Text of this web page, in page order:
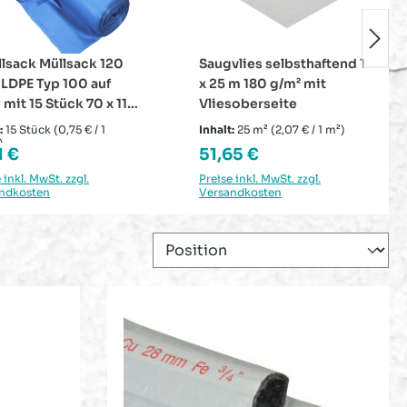
selbsthaftend 1
180 g/m² mit
25 m²(2,07 € / 1 m²)
Preis:
€
inkl. MwSt. zzgl.
PP Pack-Klebeband
Packband
Verpackungsband
transparent 50 mm x 66 m
Inhalt: 66 m (0,02 € / 1 m)
Regulärer Preis:
1,18 €
Preise inkl. MwSt. zzgl.
Versandkosten